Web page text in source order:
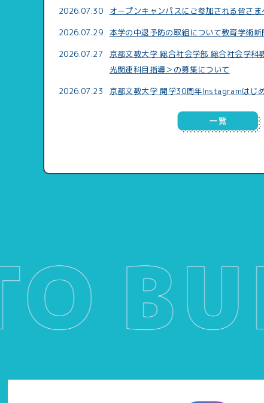
2026.07.30
オープンキャンパスにご参加される皆さ
2026.07.29
本学の中退予防の取組について教育学術
2026.07.27
京都文教大学 総合社会学部 総合社会学科
光関連科目指導＞の募集について
2026.07.23
京都文教大学 開学30周年Instagramはじ